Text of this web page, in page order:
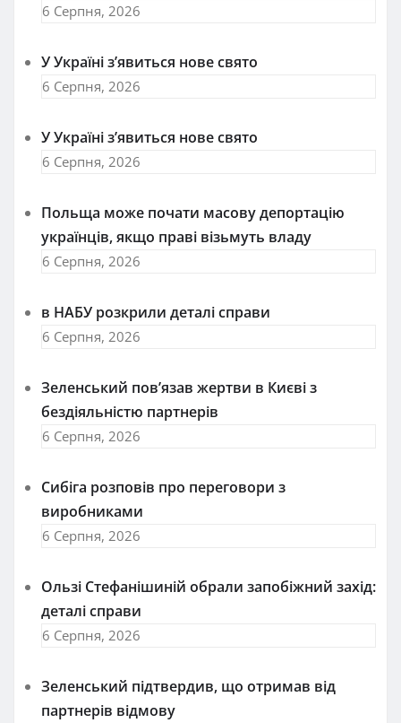
6 Серпня, 2026
У Україні з’явиться нове свято
6 Серпня, 2026
У Україні з’явиться нове свято
6 Серпня, 2026
Польща може почати масову депортацію
українців, якщо праві візьмуть владу
6 Серпня, 2026
в НАБУ розкрили деталі справи
6 Серпня, 2026
Зеленський пов’язав жертви в Києві з
бездіяльністю партнерів
6 Серпня, 2026
Сибіга розповів про переговори з
виробниками
6 Серпня, 2026
Ользі Стефанішиній обрали запобіжний захід:
деталі справи
6 Серпня, 2026
Зеленський підтвердив, що отримав від
партнерів відмову